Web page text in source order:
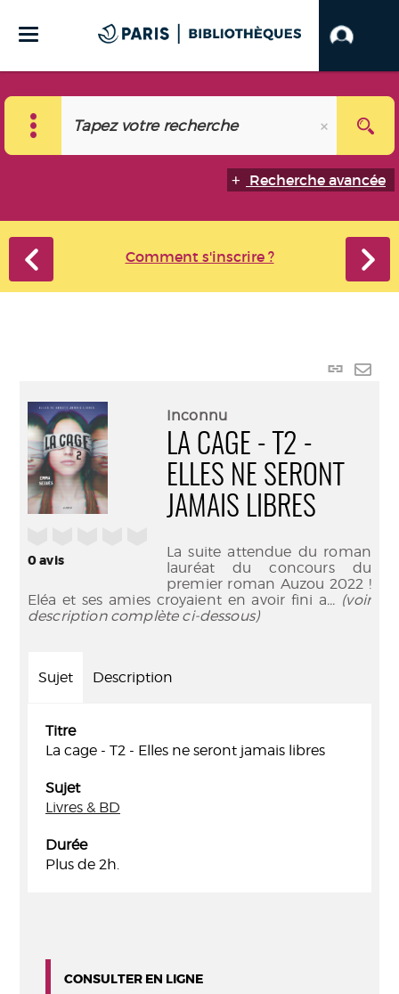
Recherche avancée
Comment s'inscrire ?
Lien
0avis
Inconnu
LA CAGE - T2 -
ELLES NE SERONT
JAMAIS LIBRES
La suite attendue du roman
lauréat du concours du
premier roman Auzou 2022 !
Eléa et ses amies croyaient en avoir fini a... (voir
description complète ci-dessous)
Sujet Description
Titre
La cage - T2 - Elles ne seront jamais libres
Sujet
Livres & BD
Durée
Plus de 2h.
CONSULTER EN LIGNE